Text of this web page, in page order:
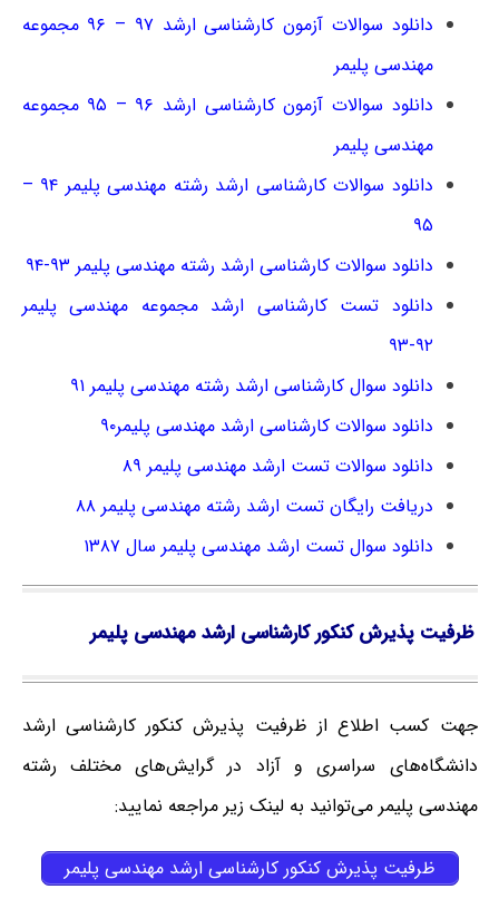
دانلود سوالات آزمون کارشناسی ارشد ۹۷ – ۹۶ مجموعه
مهندسی پلیمر
دانلود سوالات آزمون کارشناسی ارشد ۹۶ – ۹۵ مجموعه
مهندسی پلیمر
دانلود سوالات کارشناسی ارشد رشته مهندسی پلیمر ۹۴ –
۹۵
دانلود سوالات کارشناسی ارشد رشته مهندسی پلیمر ۹۳-۹۴
دانلود تست کارشناسی ارشد مجموعه مهندسی پلیمر
۹۲-۹۳
دانلود سوال کارشناسی ارشد رشته مهندسی پلیمر ۹۱
دانلود سوالات کارشناسی ارشد مهندسی پلیمر۹۰
دانلود سوالات تست ارشد مهندسی پلیمر ۸۹
دریافت رایگان تست ارشد رشته مهندسی پلیمر ۸۸
دانلود سوال تست ارشد مهندسی پلیمر سال ۱۳۸۷
ظرفیت پذیرش کنکور کارشناسی ارشد مهندسی پلیمر
جهت کسب اطلاع از ظرفیت پذیرش کنکور کارشناسی ارشد
دانشگاه‌های سراسری و آزاد در گرایش‌های مختلف رشته
مهندسی پلیمر می‌توانید به لینک زیر مراجعه نمایید:
ظرفیت پذیرش کنکور کارشناسی ارشد مهندسی پلیمر